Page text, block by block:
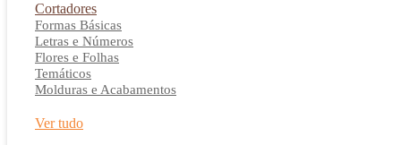
Cortadores
Formas Básicas
Letras e Números
Flores e Folhas
Temáticos
Molduras e Acabamentos
Ver tudo